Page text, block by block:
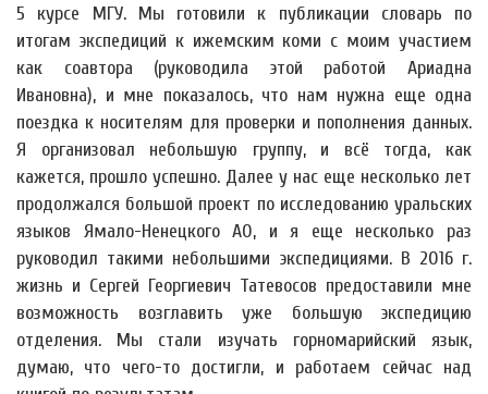
5 курсе МГУ. Мы готовили к публикации словарь по
итогам экспедиций к ижемским коми с моим участием
как соавтора (руководила этой работой Ариадна
Ивановна), и мне показалось, что нам нужна еще одна
поездка к носителям для проверки и пополнения данных.
Я организовал небольшую группу, и всё тогда, как
кажется, прошло успешно. Далее у нас еще несколько лет
продолжался большой проект по исследованию уральских
языков Ямало-Ненецкого АО, и я еще несколько раз
руководил такими небольшими экспедициями. В 2016 г.
жизнь и Сергей Георгиевич Татевосов предоставили мне
возможность возглавить уже большую экспедицию
отделения. Мы стали изучать горномарийский язык,
думаю, что чего-то достигли, и работаем сейчас над